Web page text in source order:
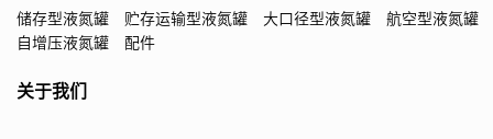
储存型液氮罐 贮存运输型液氮罐 大口径型液氮罐
航空型液氮罐
自增压液氮罐
配件
关于我们